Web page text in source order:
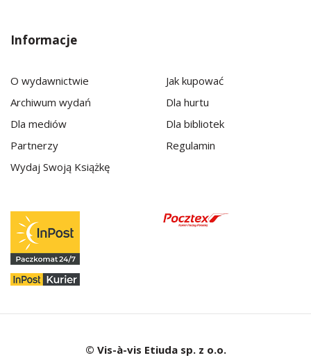
Informacje
O wydawnictwie
Archiwum wydań
Dla mediów
Partnerzy
Wydaj Swoją Książkę
Jak kupować
Dla hurtu
Dla bibliotek
Regulamin
© Vis-à-vis Etiuda sp. z o.o.